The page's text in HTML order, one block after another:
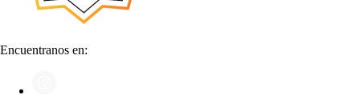
Encuentranos en: